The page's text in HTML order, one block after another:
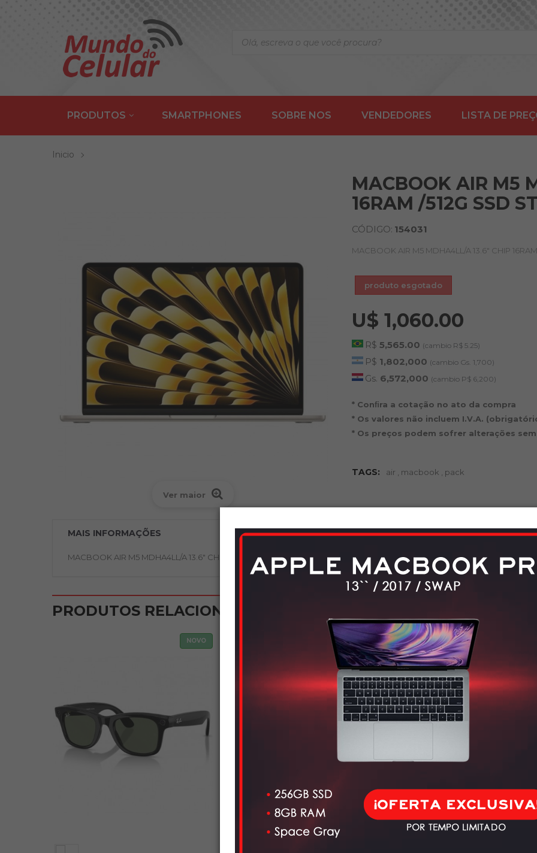
PRODUTOS SMARTPHONES SOBRE NOS VENDEDORES LISTA DE
Inicio
Ver maior
MACBOOK AIR M5
16RAM /512G SSD
CÓDIGO: 154031
MACBOOK AIR M5 MDHA4LL/A 13.6" CHIP
produto esgotado
U$ 1,060.00
R$ 5,565.00 (cambio R$ 5.25)
P$ 1,802,000 (cambio Gs. 1,700)
Gs. 6,572,000 (cambio P$ 6,200)
* Conﬁra a cotação no ato da compra
* Os valores não incluem I.V.A.
* Os preços podem sofrer alterações
TAGS: air macbook pack
MAIS INFORMAÇÕES
MACBOOK AIR M5 MDHA4LL/A 13.6" CHIP 16RAM /512G SSD STARLIGHT
PRODUTOS RELACIONADOS
NOVO NOVO